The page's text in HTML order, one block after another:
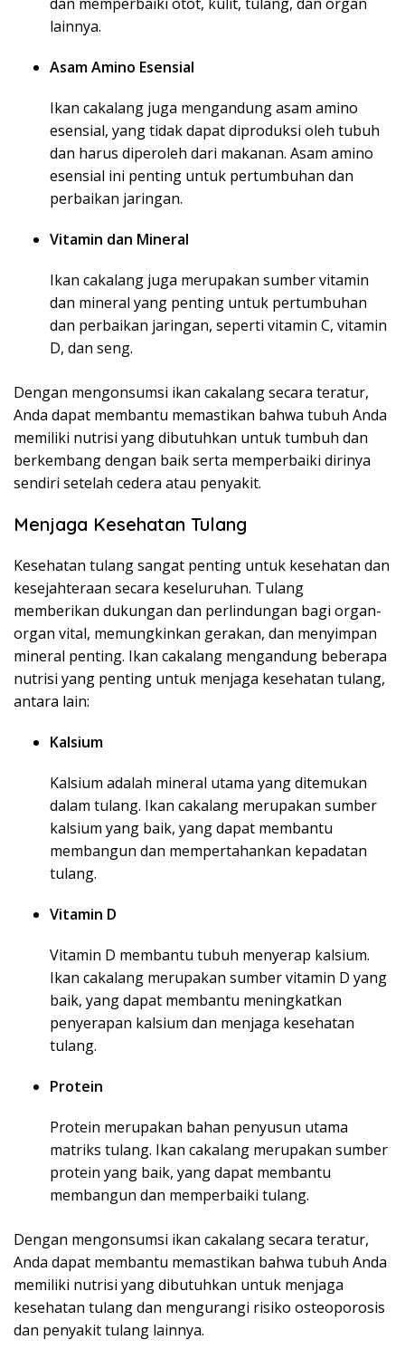
lainnya.
Asam Amino Esensial
Ikan cakalang juga mengandung asam amino
esensial, yang tidak dapat diproduksi oleh tubuh
dan harus diperoleh dari makanan. Asam amino
esensial ini penting untuk pertumbuhan dan
perbaikan jaringan.
Vitamin dan Mineral
Ikan cakalang juga merupakan sumber vitamin
dan mineral yang penting untuk pertumbuhan
dan perbaikan jaringan, seperti vitamin C, vitamin
D, dan seng.
Dengan mengonsumsi ikan cakalang secara teratur,
Anda dapat membantu memastikan bahwa tubuh Anda
memiliki nutrisi yang dibutuhkan untuk tumbuh dan
berkembang dengan baik serta memperbaiki dirinya
sendiri setelah cedera atau penyakit.
Menjaga Kesehatan Tulang
Kesehatan tulang sangat penting untuk kesehatan dan
kesejahteraan secara keseluruhan. Tulang
memberikan dukungan dan perlindungan bagi organ-
organ vital, memungkinkan gerakan, dan menyimpan
mineral penting. Ikan cakalang mengandung beberapa
nutrisi yang penting untuk menjaga kesehatan tulang,
antara lain:
Kalsium
Kalsium adalah mineral utama yang ditemukan
dalam tulang. Ikan cakalang merupakan sumber
kalsium yang baik, yang dapat membantu
membangun dan mempertahankan kepadatan
tulang.
Vitamin D
Vitamin D membantu tubuh menyerap kalsium.
Ikan cakalang merupakan sumber vitamin D yang
baik, yang dapat membantu meningkatkan
penyerapan kalsium dan menjaga kesehatan
tulang.
Protein
Protein merupakan bahan penyusun utama
matriks tulang. Ikan cakalang merupakan sumber
protein yang baik, yang dapat membantu
membangun dan memperbaiki tulang.
Dengan mengonsumsi ikan cakalang secara teratur,
Anda dapat membantu memastikan bahwa tubuh Anda
memiliki nutrisi yang dibutuhkan untuk menjaga
kesehatan tulang dan mengurangi risiko osteoporosis
dan penyakit tulang lainnya.